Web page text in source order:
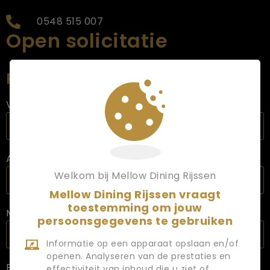
0548 515 007
Open solicitatie
Persoonlijke info
Voornaam
Achternaam
Mobiel nummer
E-mail
Welkom bij Mellow Dining Rijssen
Mellow Dining Rijssen vraagt
toestemming om jouw
persoonsgegevens te gebruiken
Informatie op een apparaat opslaan en/of
openen. Analyseren van de prestaties en